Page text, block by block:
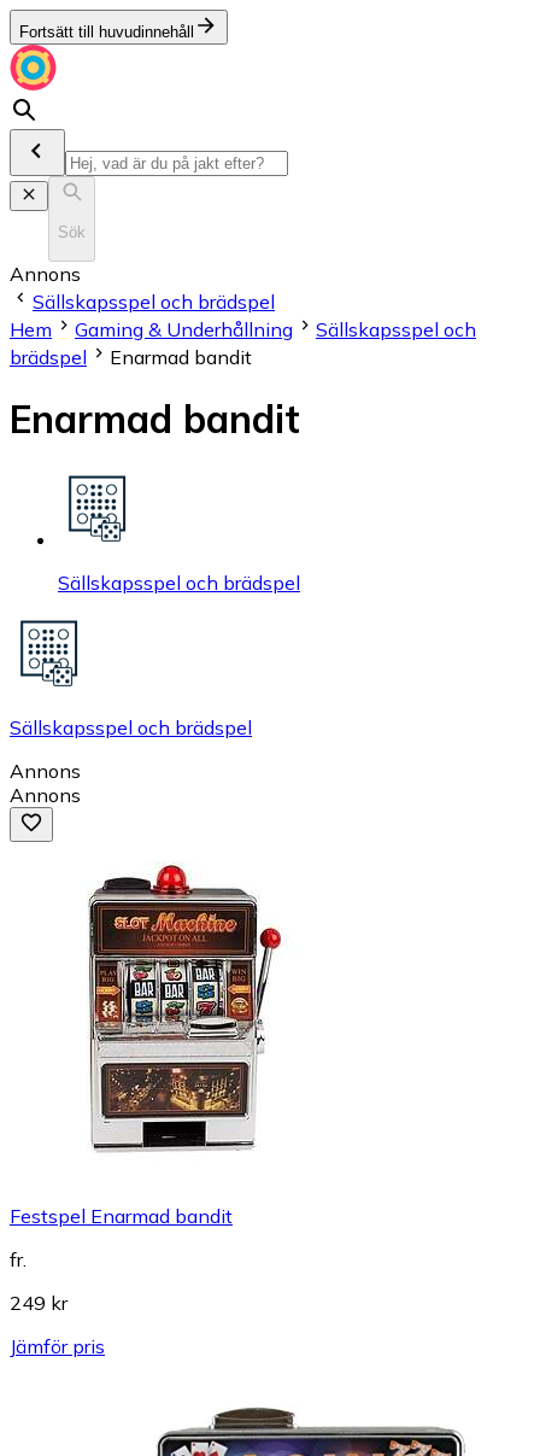
Fortsätt till huvudinnehåll
Sök
Annons
Sällskapsspel och brädspel
Hem
Gaming & Underhållning
Sällskapsspel och
brädspel
Enarmad bandit
Enarmad bandit
Sällskapsspel och brädspel
Sällskapsspel och brädspel
Annons
Annons
Festspel Enarmad bandit
fr.
249 kr
Jämför pris